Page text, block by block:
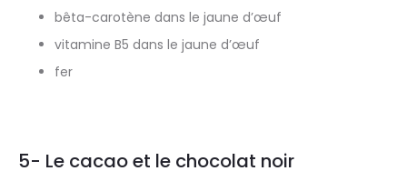
bêta-carotène dans le jaune d’œuf
vitamine B5 dans le jaune d’œuf
fer
5- Le cacao et le chocolat noir